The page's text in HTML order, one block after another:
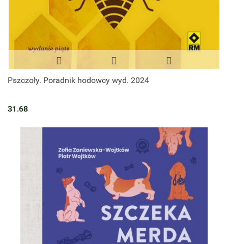
Pszczoły. Poradnik hodowcy wyd. 2024
31.68